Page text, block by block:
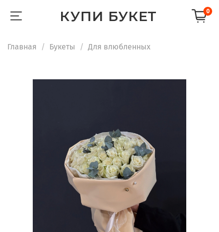
КУПИ БУКЕТ 0
Главная Букеты Для влюбленных